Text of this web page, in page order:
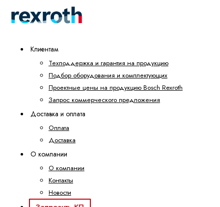
Клиентам
Техподдержка и гарантия на продукцию
Подбор оборудования и комплектующих
Проектные цены на продукцию Bosch Rexroth
Запрос коммерческого предложения
Доставка и оплата
Оплата
Доставка
О компании
О компании
Контакты
Новости